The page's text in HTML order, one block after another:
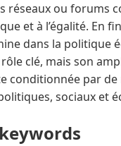
réseaux ou forums
et à l’égalité. En
dans la politique
clé, mais son
conditionnée par
sociaux et